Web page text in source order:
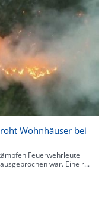
Wohnhäuser bei
Feuerwehrleute
war. Eine r...